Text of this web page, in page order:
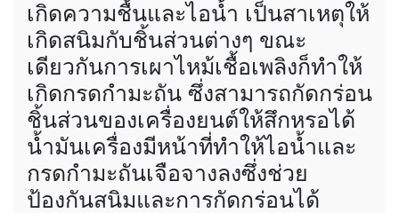
เกิดความชื้นและไอน้ำ เป็นสาเหตุให้
เกิดสนิมกับชิ้นส่วนต่างๆ ขณะ
เดียวกันการเผาไหม้เชื้อเพลิงก็ทำให้
เกิดกรดกำมะถัน ซึ่งสามารถกัดกร่อน
ชิ้นส่วนของเครื่องยนต์ให้สึกหรอได้
น้ำมันเครื่องมีหน้าที่ทำให้ไอน้ำและ
กรดกำมะถันเจือจางลงซึ่งช่วย
ป้องกันสนิมและการกัดกร่อนได้